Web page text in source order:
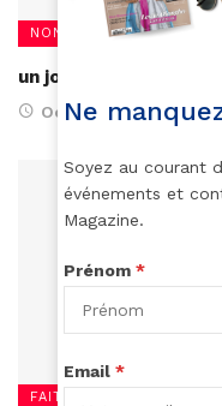
NON CLASSÉ
un jour, un
October 21, 2017
FAITS DIVERS
Ne
Soyez au courant
événements et
Magazine.
Prénom *
Email *